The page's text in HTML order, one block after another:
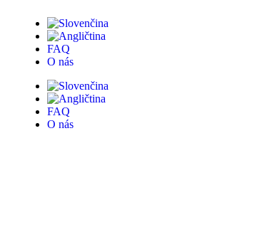
FAQ
O nás
FAQ
O nás